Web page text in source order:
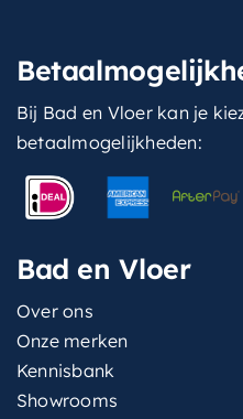
Bij Bad en Vloer kan je
betaalmogelijkheden:
Bad en Vloer
Over ons
Onze merken
Kennisbank
Showrooms